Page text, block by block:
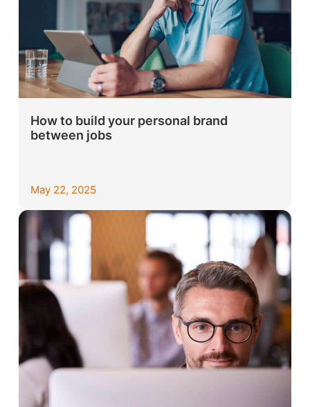
How to build your personal brand
between jobs
May 22, 2025